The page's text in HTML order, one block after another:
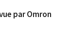
par Omron